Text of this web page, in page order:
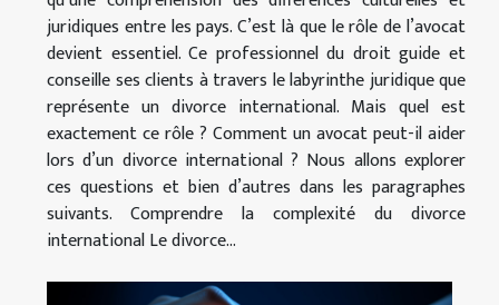
juridiques entre les pays. C’est là que le rôle de l’avocat
devient essentiel. Ce professionnel du droit guide et
conseille ses clients à travers le labyrinthe juridique que
représente un divorce international. Mais quel est
exactement ce rôle ? Comment un avocat peut-il aider
lors d’un divorce international ? Nous allons explorer
ces questions et bien d’autres dans les paragraphes
suivants. Comprendre la complexité du divorce
international Le divorce...